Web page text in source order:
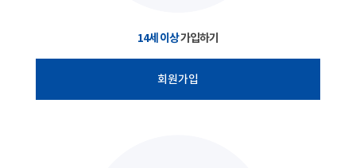
14세 이상가입하기
회원가입